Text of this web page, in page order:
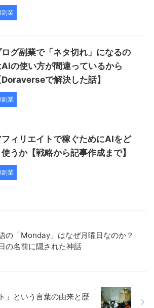
副業
ログ副業で「ネタ切れ」になるの
AIの使い方が間違っているから
Doraverseで解決した話】
副業
フィリエイトで稼ぐためにAIをど
使うか【戦略から記事作成まで】
副業
の「Monday」はなぜ月曜日なのか？
の名前に隠された神話
」という言葉の由来と歴